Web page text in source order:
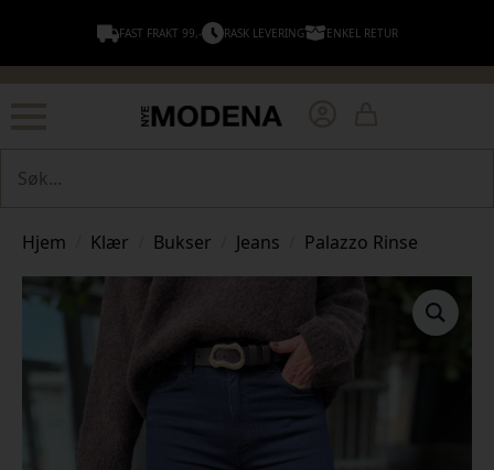
FAST FRAKT 99,- RASK LEVERING ENKEL RETUR
Hjem Klær Bukser Jeans Palazzo Rinse